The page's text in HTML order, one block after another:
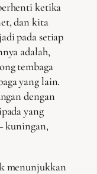
ketika
dan kita
pada setiap
adalah,
tembaga
yang lain.
dengan
yang
kuningan,
menunjukkan